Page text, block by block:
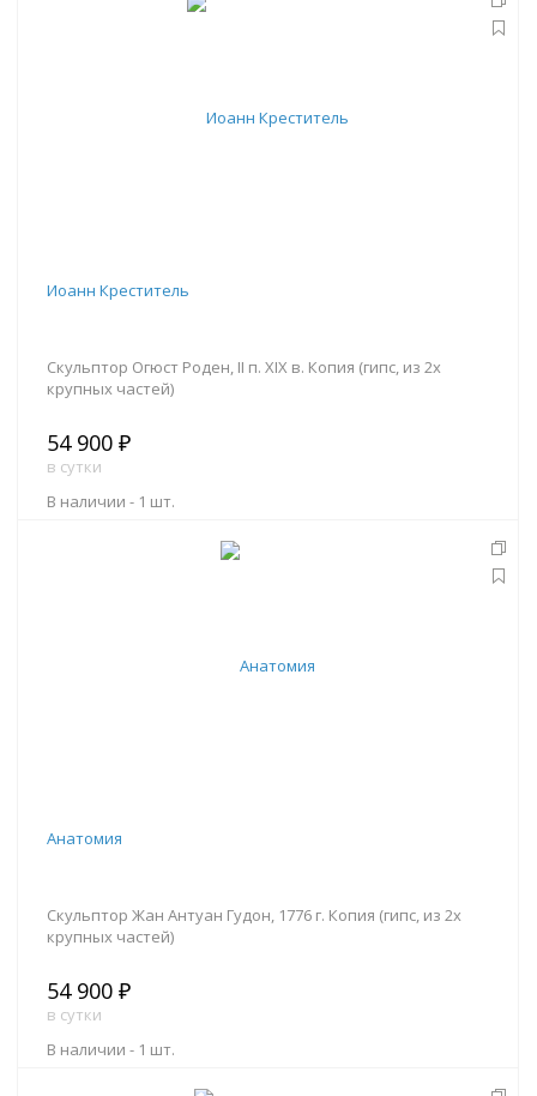
Иоанн Креститель
Скульптор Огюст Роден, II п. XIX в. Копия (гипс, из 2х
крупных частей)
54 900 ₽
в сутки
В наличии - 1 шт.
Анатомия
Скульптор Жан Антуан Гудон, 1776 г. Копия (гипс, из 2х
крупных частей)
54 900 ₽
в сутки
В наличии - 1 шт.